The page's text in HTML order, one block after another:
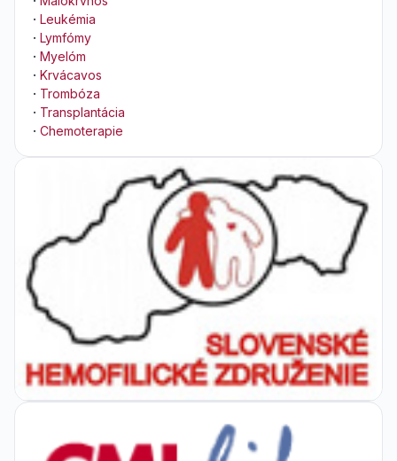
· Leukémia
· Lymfómy
· Myelóm
· Krvácavos
· Trombóza
· Transplantácia
· Chemoterapie